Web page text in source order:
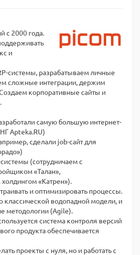
с 2000 года.
и
системы, разрабатываем личные
сложные интеграции, держим
корпоративные сайты и
самую большую интернет-
Apteka.RU)
сделали job-сайт для
(сотрудничаем с
«Талан»,
«Катрен»).
и оптимизировать процессы.
классической водопадной модели, и
методологии (Agile).
система контроля версий
продукта обеспечивается
проекты с нуля, но и работать с